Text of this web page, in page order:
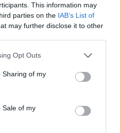
This information may
parties on the IAB’s List of
may further disclose it to other
app uses one or more Google
behaviour. You may click to
and its third-party tags to
purposes in below Google
Opt Outs
Sharing of my
Sale of my
στις σύγχρονες
Σκηνή
εγκατάσταση με
έργα που συνομιλούν με
Gardens of
επιστρέφει ως μια
Πέτρου Τουλούδη, που
ιστορικό χάρτη του 18ου